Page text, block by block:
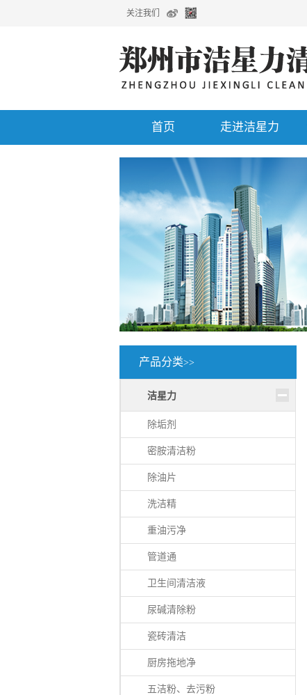
关注我们
首页 走进洁星力
企业公告 清洗剂选配
产品分类>>
洁星力
除垢剂
密胺清洁粉
除油片
洗洁精
重油污净
管道通
卫生间清洁液
尿碱清除粉
瓷砖清洁
厨房拖地净
五洁粉、去污粉